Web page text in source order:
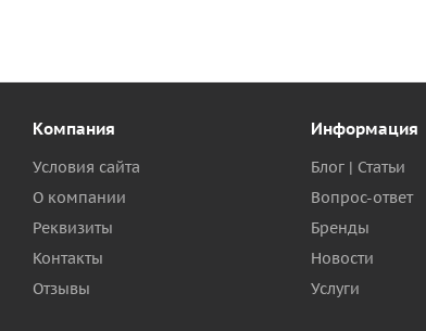
Компания
Условия сайта
О компании
Реквизиты
Контакты
Отзывы
Информация
Блог | Статьи
Вопрос-ответ
Бренды
Новости
Услуги